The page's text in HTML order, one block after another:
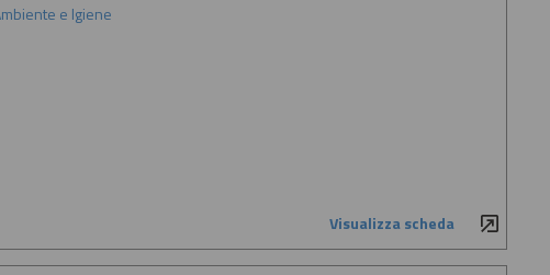
e Igiene
Visualizza scheda